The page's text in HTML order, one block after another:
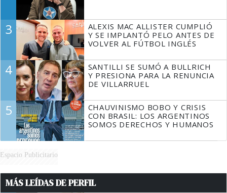
3
ALEXIS MAC ALLISTER CUMPLIÓ
Y SE IMPLANTÓ PELO ANTES DE
VOLVER AL FÚTBOL INGLÉS
4
SANTILLI SE SUMÓ A BULLRICH
Y PRESIONA PARA LA RENUNCIA
DE VILLARRUEL
5
CHAUVINISMO BOBO Y CRISIS
CON BRASIL: LOS ARGENTINOS
SOMOS DERECHOS Y HUMANOS
Espacio Publicitario
MÁS LEÍDAS DE PERFIL